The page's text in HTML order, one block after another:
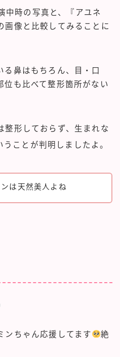
中時の写真と、『アユネ
画像と比較してみることに
る鼻はもちろん、目・口
位も比べて整形箇所がない
整形しておらず、生まれな
うことが判明しましたよ。
は天然美人よね
ちゃん応援してます
絶